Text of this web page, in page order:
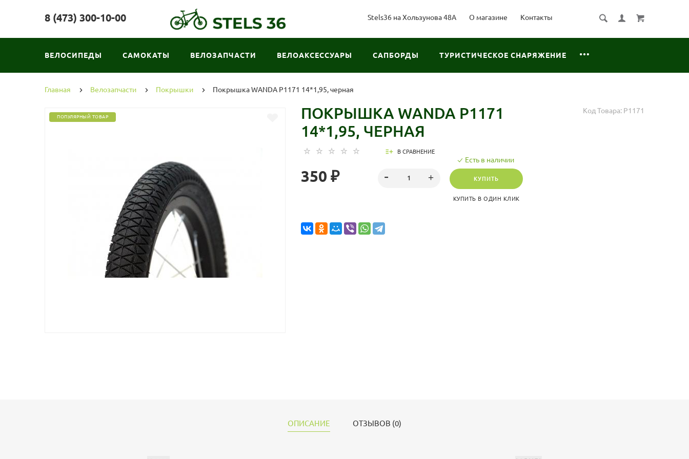
8 (473) 300-10-00 Stels36 на Хользунова 48А О магазине Контакты
ВЕЛОСИПЕДЫ САМОКАТЫ ВЕЛОЗАПЧАСТИ ВЕЛОАКСЕССУАРЫ САПБОРДЫ ТУРИСТИЧЕСКОЕ СНАРЯЖЕНИЕ
Главная Велозапчасти Покрышки Покрышка WANDA P1171 14*1,95, черная
ПОПУЛЯРНЫЙ ТОВАР
Код Товара: P1171
ПОКРЫШКА WANDA P1171
14*1,95, ЧЕРНАЯ
В СРАВНЕНИЕ
350 ₽
Есть в наличии
КУПИТЬ
КУПИТЬ В ОДИН КЛИК
ОПИСАНИЕ ОТЗЫВОВ (0)